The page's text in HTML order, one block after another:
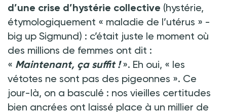
d’une crise d’hystérie collective (hystérie,
étymologiquement « maladie de l’utérus » -
big up Sigmund) : c’était juste le moment où
des millions de femmes ont dit :
« Maintenant, ça suffit ! ». Eh oui, « les
vétotes ne sont pas des pigeonnes ». Ce
jour-là, on a basculé : nos vieilles certitudes
bien ancrées ont laissé place à un millier de